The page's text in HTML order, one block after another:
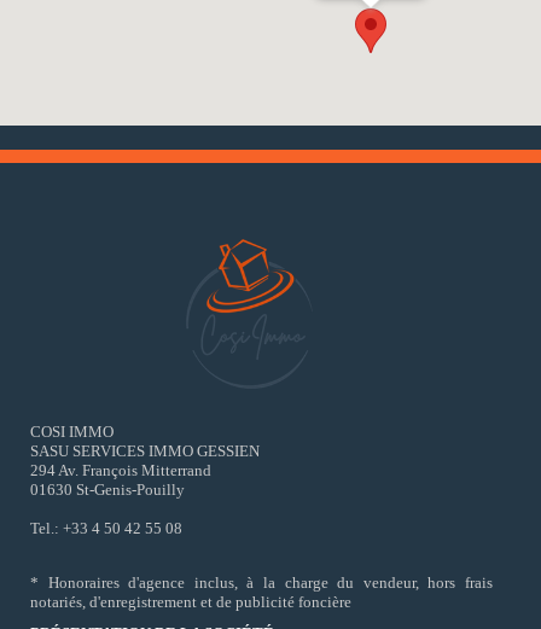
COSI IMMO
SASU SERVICES IMMO GESSIEN
294 Av. François Mitterrand
01630 St-Genis-Pouilly
Tel.: +33 4 50 42 55 08
* Honoraires d'agence inclus, à la charge du vendeur, hors frais
notariés, d'enregistrement et de publicité foncière